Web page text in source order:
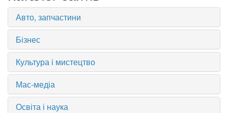
Авто, запчастини
Бізнес
Культура і мистецтво
Мас-медіа
Освіта і наука